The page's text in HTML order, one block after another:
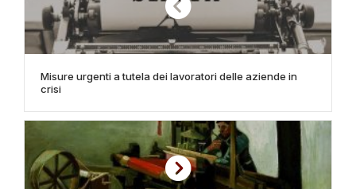
Misure urgenti a tutela dei lavoratori delle aziende in
crisi